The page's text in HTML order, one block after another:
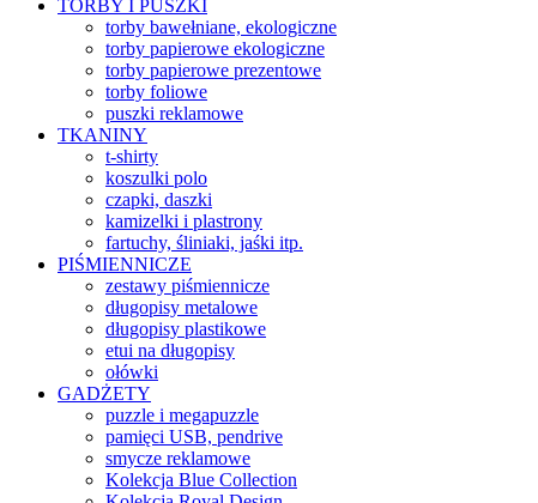
TORBY I PUSZKI
torby bawełniane, ekologiczne
torby papierowe ekologiczne
torby papierowe prezentowe
torby foliowe
puszki reklamowe
TKANINY
t-shirty
koszulki polo
czapki, daszki
kamizelki i plastrony
fartuchy, śliniaki, jaśki itp.
PIŚMIENNICZE
zestawy piśmiennicze
długopisy metalowe
długopisy plastikowe
etui na długopisy
ołówki
GADŻETY
puzzle i megapuzzle
pamięci USB, pendrive
smycze reklamowe
Kolekcja Blue Collection